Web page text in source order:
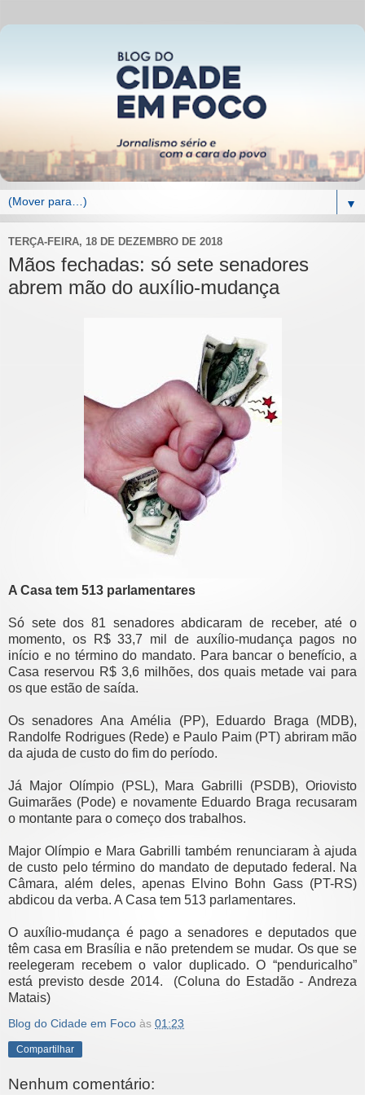
▼
TERÇA-FEIRA, 18 DE DEZEMBRO DE 2018
Mãos fechadas: só sete senadores
abrem mão do auxílio-mudança
A Casa tem 513 parlamentares
Só sete dos 81 senadores abdicaram de receber, até o
momento, os R$ 33,7 mil de auxílio-mudança pagos no
início e no término do mandato. Para bancar o benefício, a
Casa reservou R$ 3,6 milhões, dos quais metade vai para
os que estão de saída.
Os senadores Ana Amélia (PP), Eduardo Braga (MDB),
Randolfe Rodrigues (Rede) e Paulo Paim (PT) abriram mão
da ajuda de custo do fim do período.
Já Major Olímpio (PSL), Mara Gabrilli (PSDB), Oriovisto
Guimarães (Pode) e novamente Eduardo Braga recusaram
o montante para o começo dos trabalhos.
Major Olímpio e Mara Gabrilli também renunciaram à ajuda
de custo pelo término do mandato de deputado federal. Na
Câmara, além deles, apenas Elvino Bohn Gass (PT-RS)
abdicou da verba. A Casa tem 513 parlamentares.
O auxílio-mudança é pago a senadores e deputados que
têm casa em Brasília e não pretendem se mudar. Os que se
reelegeram recebem o valor duplicado. O “penduricalho”
está previsto desde 2014. (Coluna do Estadão - Andreza
Matais)
Blog do Cidade em Foco às 01:23
Compartilhar
Nenhum comentário: